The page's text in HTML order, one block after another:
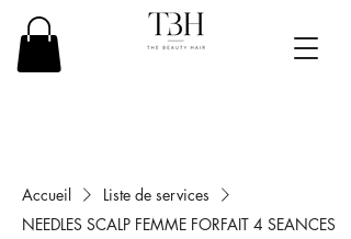
Accueil
Liste de services
NEEDLES SCALP FEMME FORFAIT 4 SEANCES